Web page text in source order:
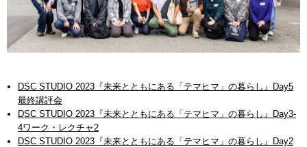
DSC STUDIO 2023『未来とともにある「テマヒマ」の暮らし』Day5
最終講評会
DSC STUDIO 2023『未来とともにある「テマヒマ」の暮らし』Day3-
4ワーク・レクチャ2
DSC STUDIO 2023『未来とともにある「テマヒマ」の暮らし』Day2